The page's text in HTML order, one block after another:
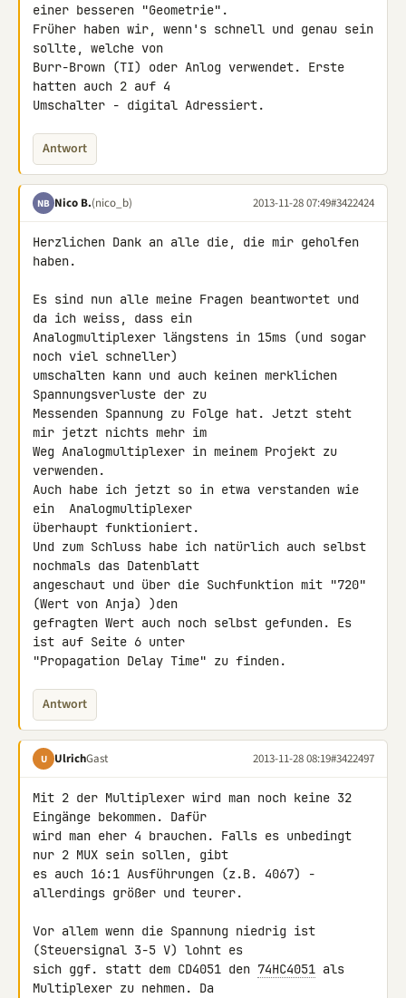
einer besseren "Geometrie".
Früher haben wir, wenn's schnell und genau sein
sollte, welche von
Burr-Brown (TI) oder Anlog verwendet. Erste
hatten auch 2 auf 4
Umschalter - digital Adressiert.
Antwort
NB Nico B.(nico_b) 2013-11-28 07:49#3422424
Herzlichen Dank an alle die, die mir geholfen
haben.
Es sind nun alle meine Fragen beantwortet und
da ich weiss, dass ein
Analogmultiplexer längstens in 15ms (und sogar
noch viel schneller)
umschalten kann und auch keinen merklichen
Spannungsverluste der zu
Messenden Spannung zu Folge hat. Jetzt steht
mir jetzt nichts mehr im
Weg Analogmultiplexer in meinem Projekt zu
verwenden.
Auch habe ich jetzt so in etwa verstanden wie
ein  Analogmultiplexer
überhaupt funktioniert.
Und zum Schluss habe ich natürlich auch selbst
nochmals das Datenblatt
angeschaut und über die Suchfunktion mit "720"
(Wert von Anja) )den
gefragten Wert auch noch selbst gefunden. Es
ist auf Seite 6 unter
"Propagation Delay Time" zu finden.
Antwort
U UlrichGast 2013-11-28 08:19#3422497
Mit 2 der Multiplexer wird man noch keine 32
Eingänge bekommen. Dafür
wird man eher 4 brauchen. Falls es unbedingt
nur 2 MUX sein sollen, gibt
es auch 16:1 Ausführungen (z.B. 4067) -
allerdings größer und teurer.
Vor allem wenn die Spannung niedrig ist
(Steuersignal 3-5 V) lohnt es
sich ggf. statt dem CD4051 den 74HC4051 als
Multiplexer zu nehmen. Da